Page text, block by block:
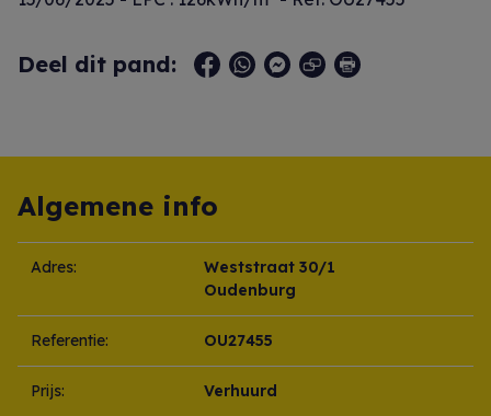
Deel dit pand:
Algemene info
Adres:
Weststraat 30/1
Oudenburg
Referentie: OU27455
Prijs: Verhuurd